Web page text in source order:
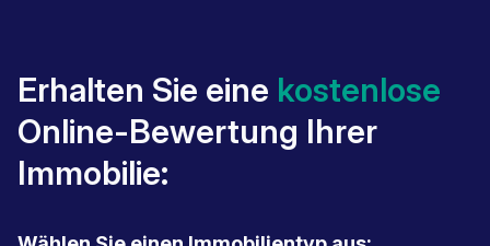
Erhalten Sie eine kostenlose
Online-Bewertung Ihrer
Immobilie: